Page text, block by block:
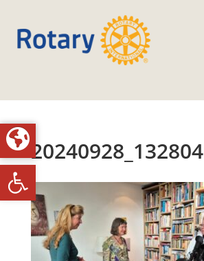
Toolbar openen
20240928_132804